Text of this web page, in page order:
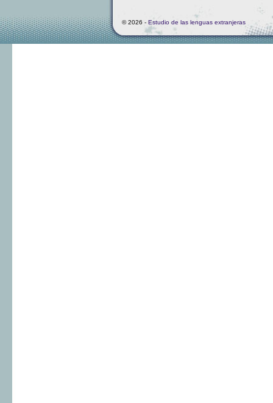
© 2026 - Estudio de las lenguas extranjeras